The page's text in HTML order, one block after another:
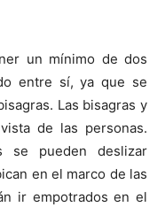
un mínimo de dos
entre sí, ya que se
Las bisagras y
de las personas.
se pueden deslizar
en el marco de las
ir empotrados en el